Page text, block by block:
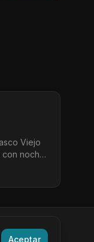
@bearinspain
Aceptar